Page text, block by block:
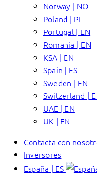
Norway | NO
Poland | PL
Portugal | EN
Romania | EN
KSA | EN
Spain | ES
Sweden | EN
Switzerland |
UAE | EN
UK | EN
Contacta con
Inversores
España | ES